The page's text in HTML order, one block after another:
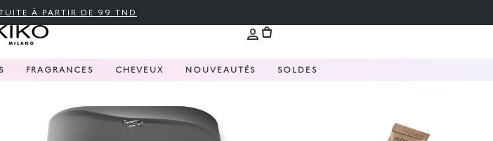
À PARTIR DE 99 TND
FRAGRANCES CHEVEUX NOUVEAUTÉS SOLDES